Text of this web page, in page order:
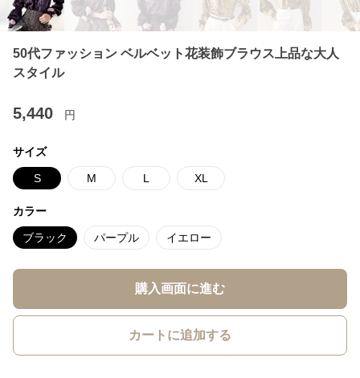
50代ファッション ベルベット花装飾ブラウス上品な大人
スタイル
5,440 円
サイズ
S M L XL
カラー
ブラック パープル イエロー
購入画面に進む
カートに追加する